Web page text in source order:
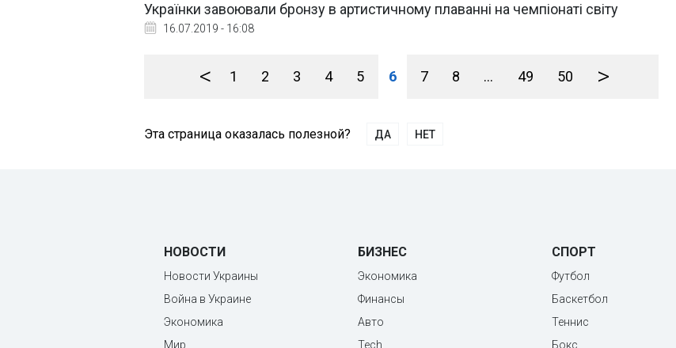
Українки завоювали бронзу в артистичному плаванні на чемпіонаті світу
16.07.2019 - 16:08
< 1 2 3 4 5 6 7 8 ... 49 50 >
Эта страница оказалась полезной? ДА НЕТ
НОВОСТИ
Новости Украины
Война в Украине
Экономика
Мир
БИЗНЕС
Экономика
Финансы
Авто
Tech
СПОРТ
Футбол
Баскетбол
Теннис
Бокс